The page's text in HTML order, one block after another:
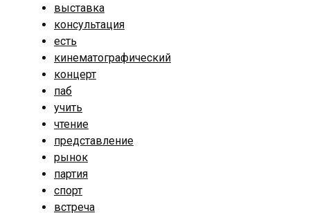
выставка
консультация
есть
кинематографический
концерт
паб
учить
чтение
представление
рынок
партия
спорт
встреча